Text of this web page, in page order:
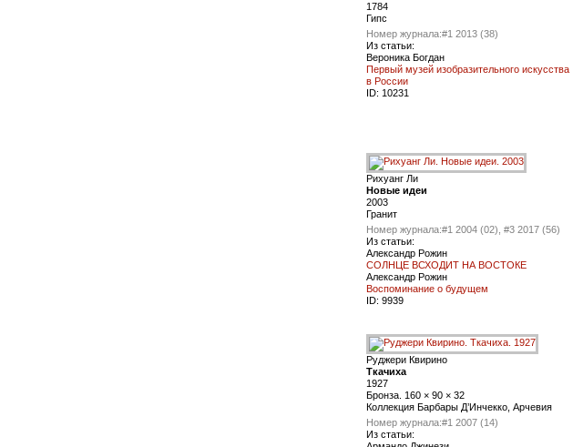
1784
Гипс
Номер журнала:#1 2013 (38)
Из статьи:
Вероника Богдан
Первый музей изобразительного искусства
в России
ID: 10231
Рихуанг Ли
Новые идеи
2003
Гранит
Номер журнала:#1 2004 (02), #3 2017 (56)
Из статьи:
Александр Рожин
СОЛНЦЕ ВСХОДИТ НА ВОСТОКЕ
Александр Рожин
Воспоминание о будущем
ID: 9939
Руджери Квирино
Ткачиха
1927
Бронза. 160 × 90 × 32
Коллекция Барбары Д’Инчекко, Арчевия
Номер журнала:#1 2007 (14)
Из статьи: